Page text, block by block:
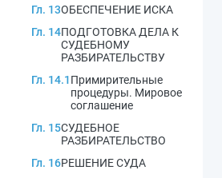
Гл. 13ОБЕСПЕЧЕНИЕ ИСКА
Гл. 14ПОДГОТОВКА ДЕЛА К
СУДЕБНОМУ
РАЗБИРАТЕЛЬСТВУ
Гл. 14.1Примирительные
процедуры. Мировое
соглашение
Гл. 15СУДЕБНОЕ
РАЗБИРАТЕЛЬСТВО
Гл. 16РЕШЕНИЕ СУДА